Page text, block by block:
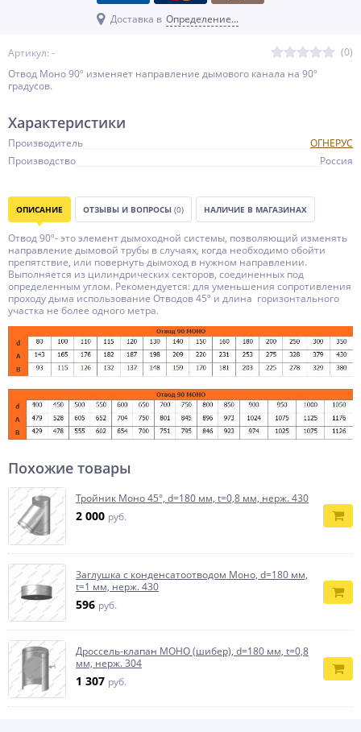
Артикул: -
(0)
Отвод Моно 90º изменяет направление дымового канала на 90º
градусов.
Доставка в Определение...
Характеристики
Производитель
ОГНЕРУС
Производство
Россия
ОПИСАНИЕ ОТЗЫВЫ И ВОПРОСЫ (0) НАЛИЧИЕ В МАГАЗИНАХ
Отвод 90º- это элемент дымоходной системы, позволяющий изменять
направление дымовой трубы в случаях, когда необходимо обойти
препятствие, или повернуть дымоход в нужном направлении.
Выполняется из цилиндрических секторов, соединенных под
определенным углом. Рекомендуется: для уменьшения сопротивления
проходу дыма использование Отводов 45º и длина горизонтального
участка не более одного метра.
Похожие товары
Тройник Моно 45°, d=180 мм, t=0,8 мм, нерж. 430
2 000 руб.
Заглушка с конденсатоотводом Моно, d=180 мм,
t=1 мм, нерж. 430
596 руб.
Дроссель-клапан МОНО (шибер), d=180 мм, t=0,8
мм, нерж. 304
1 307 руб.